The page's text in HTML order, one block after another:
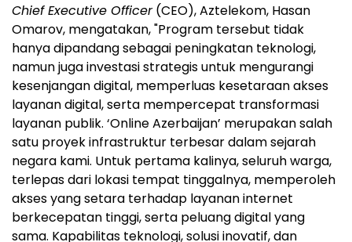
Chief Executive Officer(CEO), Aztelekom, Hasan
Omarov, mengatakan, "Program tersebut tidak
hanya dipandang sebagai peningkatan teknologi,
namun juga investasi strategis untuk mengurangi
kesenjangan digital, memperluas kesetaraan akses
layanan digital, serta mempercepat transformasi
layanan publik. ‘Online Azerbaijan’ merupakan salah
satu proyek infrastruktur terbesar dalam sejarah
negara kami. Untuk pertama kalinya, seluruh warga,
terlepas dari lokasi tempat tinggalnya, memperoleh
akses yang setara terhadap layanan internet
berkecepatan tinggi, serta peluang digital yang
sama. Kapabilitas teknologi, solusi inovatif, dan